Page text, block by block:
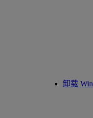
卸载